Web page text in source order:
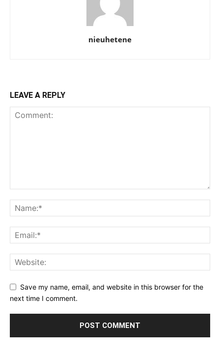
nieuhetene
LEAVE A REPLY
Save my name, email, and website in this browser for the
next time I comment.